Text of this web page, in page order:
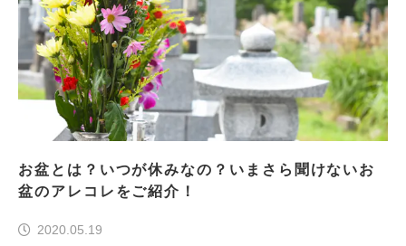
お盆とは？いつが休みなの？いまさら聞けないお
盆のアレコレをご紹介！
2020.05.19